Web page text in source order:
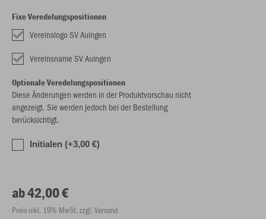
Fixe Veredelungspositionen
Vereinslogo SV Auingen
Vereinsname SV Auingen
Optionale Veredelungspositionen
Diese Änderungen werden in der Produktvorschau nicht
angezeigt. Sie werden jedoch bei der Bestellung
berücksichtigt.
Initialen (+3,00 €)
ab 42,00 €
Preis inkl. 19% MwSt. zzgl. Versand